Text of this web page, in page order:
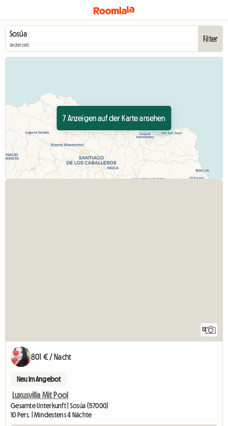
Jederzeit
Filter
7 Anzeigen auf der Karte ansehen
12
801 € / Nacht
Neu im Angebot
Luxusvilla Mit Pool
Gesamte Unterkunft | Sosúa (57000)
10 Pers. | Mindestens 4 Nächte